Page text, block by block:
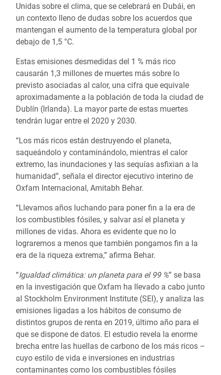
Unidas sobre el clima, que se celebrará en Dubái, en
un contexto lleno de dudas sobre los acuerdos que
mantengan el aumento de la temperatura global por
debajo de 1,5 °C.
Estas emisiones desmedidas del 1 % más rico
causarán 1,3 millones de muertes más sobre lo
previsto asociadas al calor, una cifra que equivale
aproximadamente a la población de toda la ciudad de
Dublín (Irlanda). La mayor parte de estas muertes
tendrán lugar entre el 2020 y 2030.
“Los más ricos están destruyendo el planeta,
saqueándolo y contaminándolo, mientras el calor
extremo, las inundaciones y las sequías asfixian a la
humanidad”, señala el director ejecutivo interino de
Oxfam Internacional, Amitabh Behar.
“Llevamos años luchando para poner fin a la era de
los combustibles fósiles, y salvar así el planeta y
millones de vidas. Ahora es evidente que no lo
lograremos a menos que también pongamos fin a la
era de la riqueza extrema,” afirma Behar.
“Igualdad climática: un planeta para el 99 %” se basa
en la investigación que Oxfam ha llevado a cabo junto
al Stockholm Environment Institute (SEI), y analiza las
emisiones ligadas a los hábitos de consumo de
distintos grupos de renta en 2019, último año para el
que se dispone de datos. El estudio revela la enorme
brecha entre las huellas de carbono de los más ricos –
cuyo estilo de vida e inversiones en industrias
contaminantes como los combustibles fósiles